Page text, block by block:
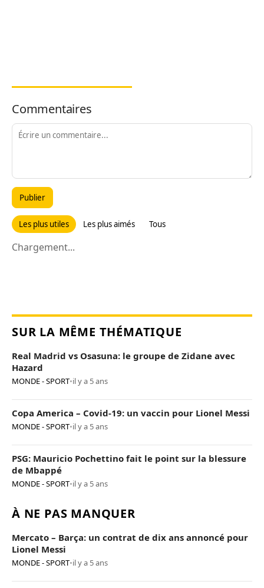
Commentaires
Publier
Les plus utiles Les plus aimés Tous
Chargement...
SUR LA MÊME THÉMATIQUE
Real Madrid vs Osasuna: le groupe de Zidane avec
Hazard
MONDE - SPORT•il y a 5 ans
Copa America – Covid-19: un vaccin pour Lionel Messi
MONDE - SPORT•il y a 5 ans
PSG: Mauricio Pochettino fait le point sur la blessure
de Mbappé
MONDE - SPORT•il y a 5 ans
À NE PAS MANQUER
Mercato – Barça: un contrat de dix ans annoncé pour
Lionel Messi
MONDE - SPORT•il y a 5 ans